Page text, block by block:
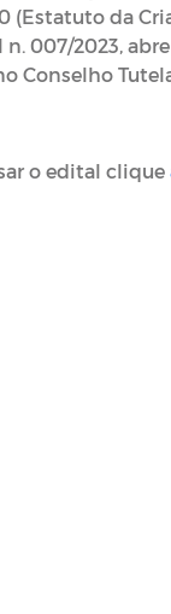
(Estatuto da
007/2023,
Conselho
o edital clique